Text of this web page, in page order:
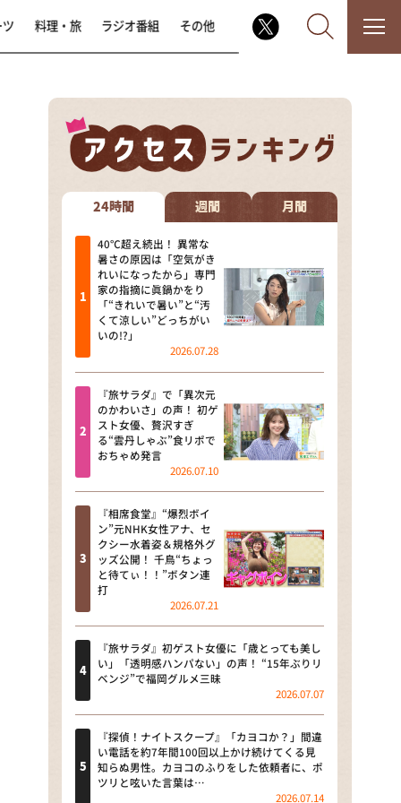
なるみ・岡村の過ぎるTV
相席食堂
これ余談なんですけど・・・
～人生密着トークバラエティ！
～ やすとものいたって真剣です
探偵！ナイトスクープ
news おかえり
河合＆A.B.C-Z塚田×福井アナ
「なんでやねん！？」（news お
かえり）
DAIGOも台所 ～きょうの献立 何
にする？～
本日はダイアンなり！シーズン２
朝だ！生です旅サラダ
教えて！ニュースライブ 正義の
ミカタ
ＬＩＦＥ～夢のカタチ～
新婚さんいらっしゃい！
ポツンと一軒家
ザキ山小屋本館
料理・旅 ラジオ番組 その他
24時間 週間 月間
40℃超え続出！ 異常な
暑さの原因は「空気がき
れいになったから」専門
家の指摘に眞鍋かをり
「“きれいで暑い”と“汚
くて涼しい”どっちがい
いの!?」
2026.07.28
『旅サラダ』で「異次元
のかわいさ」の声！ 初ゲ
スト女優、贅沢すぎ
る“雲丹しゃぶ”食リポで
おちゃめ発言
2026.07.10
『相席食堂』“爆烈ボイ
ン”元NHK女性アナ、セ
クシー水着姿＆規格外グ
ッズ公開！ 千鳥“ちょっ
と待てぃ！！”ボタン連
打
2026.07.21
『旅サラダ』初ゲスト女優に「歳とっても美し
い」「透明感ハンパない」の声！ “15年ぶりリ
ベンジ”で福岡グルメ三昧
2026.07.07
『探偵！ナイトスクープ』「カヨコか？」間違
い電話を約7年間100回以上かけ続けてくる見
知らぬ男性。カヨコのふりをした依頼者に、ポ
ツリと呟いた言葉は…
2026.07.14